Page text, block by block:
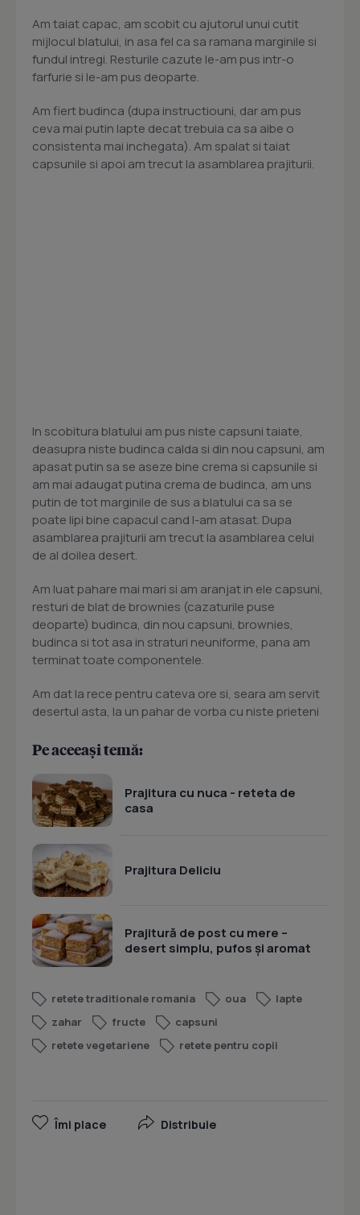
Am taiat capac, am scobit cu ajutorul unui cutit
mijlocul blatului, in asa fel ca sa ramana marginile si
fundul intregi. Resturile cazute le-am pus intr-o
farfurie si le-am pus deoparte.
Am fiert budinca (dupa instructiouni, dar am pus
ceva mai putin lapte decat trebuia ca sa aibe o
consistenta mai inchegata). Am spalat si taiat
capsunile si apoi am trecut la asamblarea prajiturii.
In scobitura blatului am pus niste capsuni taiate,
deasupra niste budinca calda si din nou capsuni, am
apasat putin sa se aseze bine crema si capsunile si
am mai adaugat putina crema de budinca, am uns
putin de tot marginile de sus a blatului ca sa se
poate lipi bine capacul cand l-am atasat. Dupa
asamblarea prajiturii am trecut la asamblarea celui
de al doilea desert.
Am luat pahare mai mari si am aranjat in ele capsuni,
resturi de blat de brownies (cazaturile puse
deoparte) budinca, din nou capsuni, brownies,
budinca si tot asa in straturi neuniforme, pana am
terminat toate componentele.
Am dat la rece pentru cateva ore si, seara am servit
desertul asta, la un pahar de vorba cu niste prieteni
Pe aceeași temă:
Prajitura cu nuca - reteta de
casa
Prajitura Deliciu
Prajitură de post cu mere –
desert simplu, pufos și aromat
retete traditionale romania oua
lapte
zahar
fructe
capsuni
retete vegetariene
retete pentru copii
Îmi place Distribuie